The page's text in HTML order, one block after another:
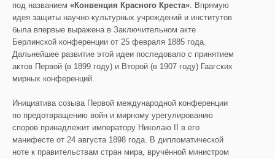
под названием «Конвенция Красного Креста». Впрямую
идея защиты научно-культурных учреждений и институтов
была впервые выражена в Заключительном акте
Берлинской конференции от 25 февраля 1885 года.
Дальнейшее развитие этой идеи последовало с принятием
актов Первой (в 1899 году) и Второй (в 1907 году) Гаагских
мирных конференций.
Инициатива созыва Первой международной конференции
по предотвращению войн и мирному урегулированию
споров принадлежит императору Николаю II в его
манифесте от 24 августа 1898 года. В дипломатической
ноте к правительствам стран мира, вручённой министром